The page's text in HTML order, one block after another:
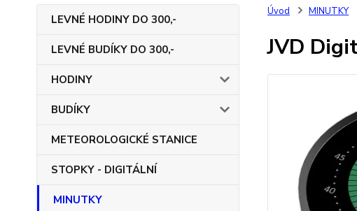
LEVNÉ HODINY DO 300,-
LEVNÉ BUDÍKY DO 300,-
HODINY
BUDÍKY
METEOROLOGICKÉ STANICE
STOPKY - DIGITÁLNÍ
MINUTKY
Úvod MINUTKY
JVD